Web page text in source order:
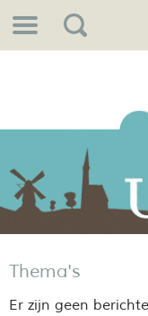
Thema's
Er zijn geen